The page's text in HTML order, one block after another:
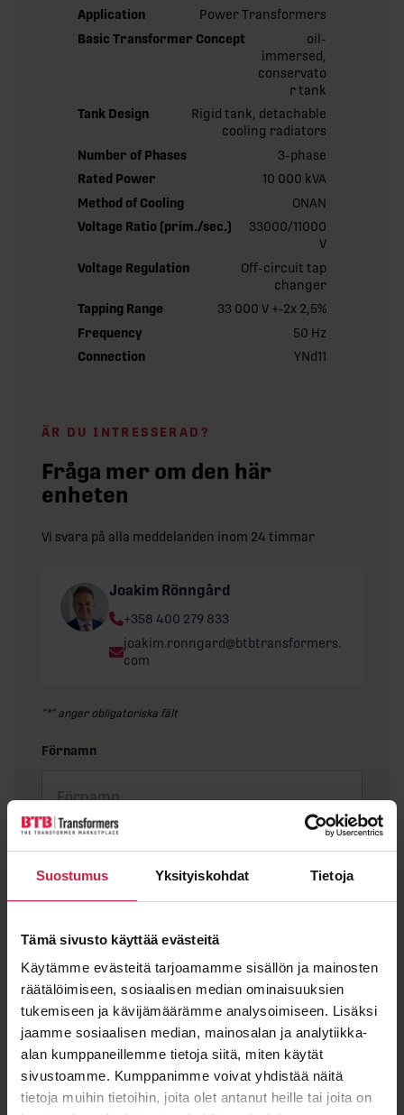
Suostumus Yksityiskohdat Tietoja
Tämä sivusto käyttää evästeitä
Käytämme evästeitä tarjoamamme sisällön ja mainosten
räätälöimiseen, sosiaalisen median ominaisuuksien
tukemiseen ja kävijämäärämme analysoimiseen. Lisäksi
jaamme sosiaalisen median, mainosalan ja analytiikka-
alan kumppaneillemme tietoja siitä, miten käytät
sivustoamme. Kumppanimme voivat yhdistää näitä
tietoja muihin tietoihin, joita olet antanut heille tai joita on
Application
Power Transformers
Basic Transformer Concept
oil-
immersed,
conservato
r tank
Tank Design
Rigid tank, detachable
cooling radiators
Number of Phases
3-phase
Rated Power
10 000 kVA
Method of Cooling
ONAN
Voltage Ratio (prim./sec.)
33000/11000
V
Voltage Regulation
Off-circuit tap
changer
Tapping Range
33 000 V +-2x 2,5%
Frequency
50 Hz
Connection
YNd11
ÄR DU INTRESSERAD?
Fråga mer om den här
enheten
Vi svara på alla meddelanden inom 24 timmar
Joakim Rönngård
Phone:
+358 400 279 833
Email:
joakim.ronngard@btbtransformers.
com
”*” anger obligatoriska fält
Förnamn
Efternamn
Meddelande